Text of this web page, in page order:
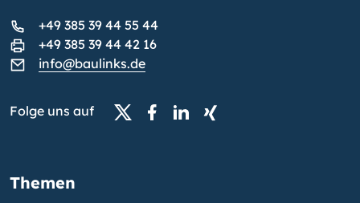
+49 385 39 44 55 44
+49 385 39 44 42 16
info@baulinks.de
Folge uns auf
Themen